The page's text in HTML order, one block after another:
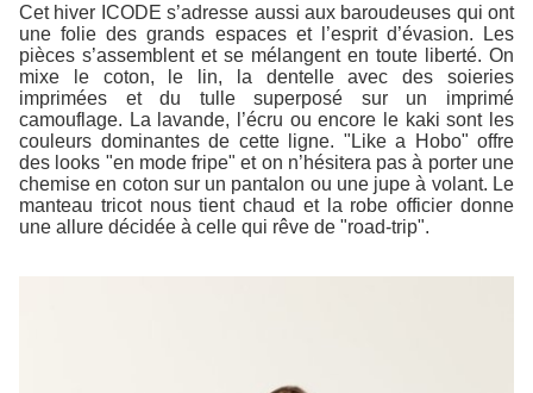
Cet hiver ICODE s’adresse aussi aux baroudeuses qui ont
une folie des grands espaces et l’esprit d’évasion. Les
pièces s’assemblent et se mélangent en toute liberté. On
mixe le coton, le lin, la dentelle avec des soieries
imprimées et du tulle superposé sur un imprimé
camouflage. La lavande, l’écru ou encore le kaki sont les
couleurs dominantes de cette ligne. "Like a Hobo" offre
des looks "en mode fripe" et on n’hésitera pas à porter une
chemise en coton sur un pantalon ou une jupe à volant. Le
manteau tricot nous tient chaud et la robe officier donne
une allure décidée à celle qui rêve de "road-trip".